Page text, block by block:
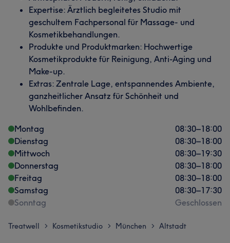
Expertise: Ärztlich begleitetes Studio mit
geschultem Fachpersonal für Massage- und
Kosmetikbehandlungen.
Produkte und Produktmarken: Hochwertige
Kosmetikprodukte für Reinigung, Anti-Aging und
Make-up.
Extras: Zentrale Lage, entspannendes Ambiente,
ganzheitlicher Ansatz für Schönheit und
Wohlbefinden.
Montag
08:30–18:00
Dienstag
08:30–18:00
Mittwoch
08:30–19:30
Donnerstag
08:30–18:00
Freitag
08:30–18:00
Samstag
08:30–17:30
Sonntag
Geschlossen
Treatwell > Kosmetikstudio > München > Altstadt